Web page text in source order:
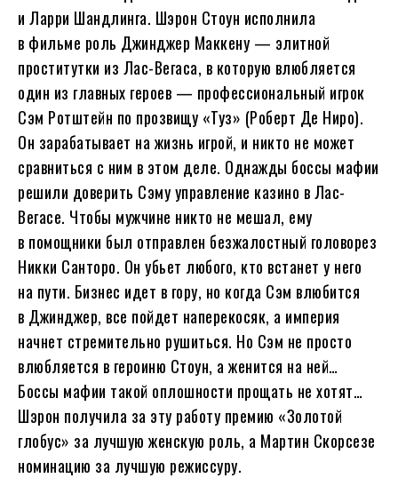
и Ларри Шандлинга. Шэрон Стоун исполнила
в фильме роль Джинджер Маккену — элитной
проститутки из Лас-Вегаса, в которую влюбляется
один из главных героев — профессиональный игрок
Сэм Ротштейн по прозвищу «Туз» (Роберт Де Ниро).
Он зарабатывает на жизнь игрой, и никто не может
сравниться с ним в этом деле. Однажды боссы мафии
решили доверить Сэму управление казино в Лас-
Вегасе. Чтобы мужчине никто не мешал, ему
в помощники был отправлен безжалостный головорез
Никки Санторо. Он убьет любого, кто встанет у него
на пути. Бизнес идет в гору, но когда Сэм влюбится
в Джинджер, все пойдет наперекосяк, а империя
начнет стремительно рушиться. Но Сэм не просто
влюбляется в героиню Стоун, а женится на ней…
Боссы мафии такой оплошности прощать не хотят…
Шэрон получила за эту работу премию «Золотой
глобус» за лучшую женскую роль, а Мартин Скорсезе
номинацию за лучшую режиссуру.